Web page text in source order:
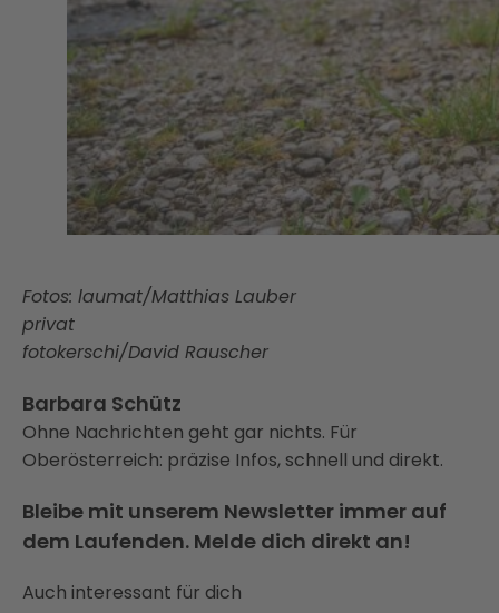
Fotos: laumat/Matthias Lauber
privat
fotokerschi/David Rauscher
Barbara Schütz
Ohne Nachrichten geht gar nichts. Für
Oberösterreich: präzise Infos, schnell und direkt.
Bleibe mit unserem Newsletter immer auf
dem Laufenden. Melde dich direkt an!
Auch interessant für dich